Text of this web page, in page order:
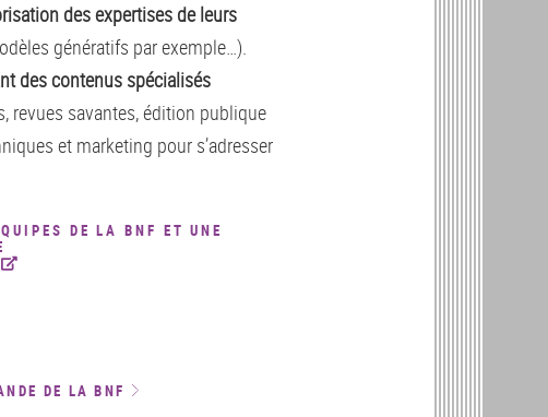
des expertises de leurs
génératifs par exemple…).
des contenus spécialisés
revues savantes, édition publique
et marketing pour s’adresser
DE LA BNF ET UNE
DE LA BNF